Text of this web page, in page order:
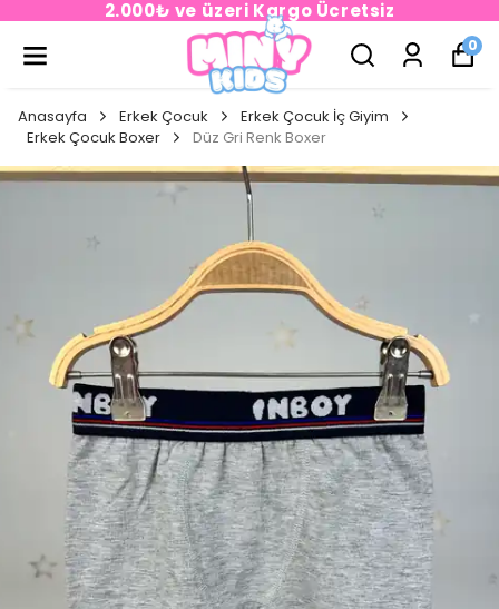
2.000₺ ve üzeri Kargo Ücretsiz
0
Anasayfa Erkek Çocuk
Erkek Çocuk İç Giyim
Erkek Çocuk Boxer
Düz Gri Renk Boxer